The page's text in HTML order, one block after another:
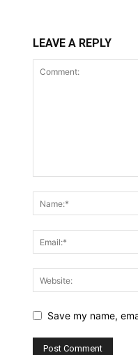
LEAVE A REPLY
Save my name,